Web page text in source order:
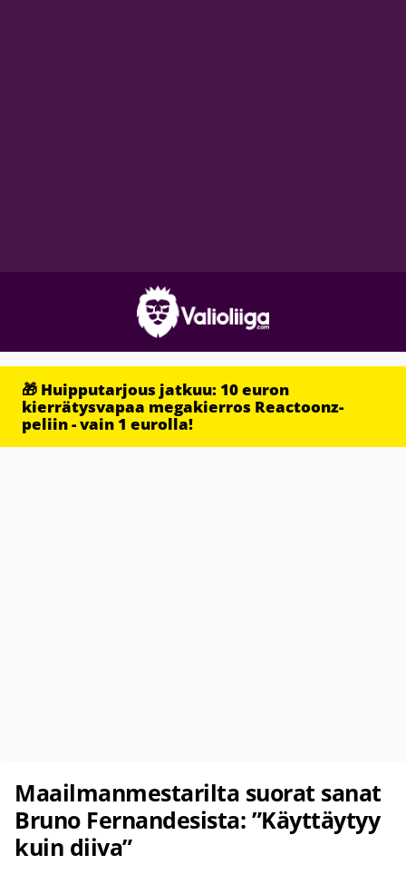
🎁 Huipputarjous jatkuu: 10 euron
kierrätysvapaa megakierros Reactoonz-
peliin - vain 1 eurolla!
Maailmanmestarilta suorat sanat
Bruno Fernandesista: ”Käyttäytyy
kuin diiva”